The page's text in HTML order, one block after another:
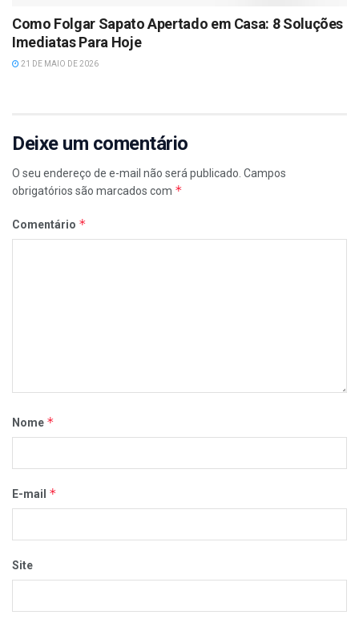
Como Folgar Sapato Apertado em Casa: 8 Soluções
Imediatas Para Hoje
21 DE MAIO DE 2026
Deixe um comentário
O seu endereço de e-mail não será publicado. Campos
obrigatórios são marcados com *
Comentário *
Nome *
E-mail *
Site